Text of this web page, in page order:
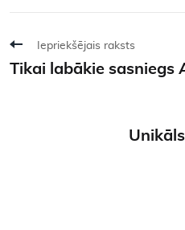
Iepriekšējais raksts
Tikai labākie sasniegs